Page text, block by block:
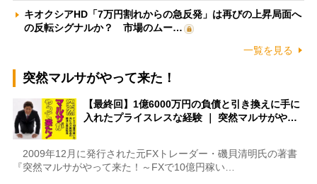
キオクシアHD「7万円割れからの急反発」は再びの上昇局面へ
の反転シグナルか？ 市場のムー…
一覧を見る
突然マルサがやって来た！
【最終回】1億6000万円の負債と引き換えに手に
入れたプライスレスな経験 ｜ 突然マルサがや…
2009年12月に発行された元FXトレーダー・磯貝清明氏の著書
『突然マルサがやって来た！～FXで10億円稼い…